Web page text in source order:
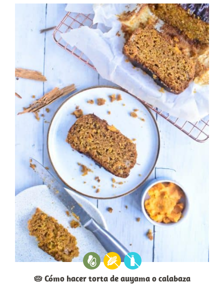
🥧 Cómo hacer torta de auyama o calabaza